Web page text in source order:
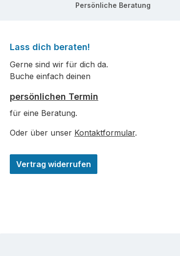
Persönliche Beratung
Lass dich beraten!
Gerne sind wir für dich da.
Buche einfach deinen
persönlichen Termin
für eine Beratung.
Oder über unser Kontaktformular.
Vertrag widerrufen